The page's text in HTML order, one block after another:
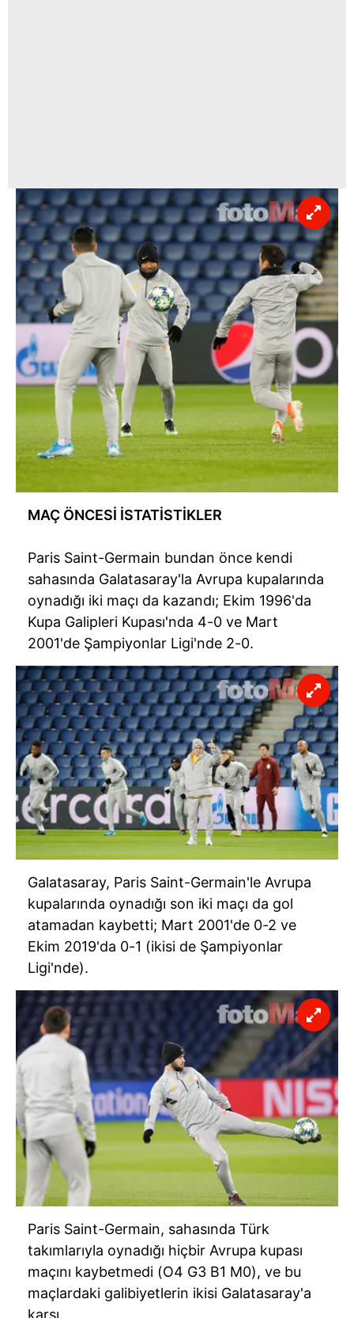
MAÇ ÖNCESİ İSTATİSTİKLER
Paris Saint-Germain bundan önce kendi
sahasında Galatasaray'la Avrupa kupalarında
oynadığı iki maçı da kazandı; Ekim 1996'da
Kupa Galipleri Kupası'nda 4-0 ve Mart
2001'de Şampiyonlar Ligi'nde 2-0.
Galatasaray, Paris Saint-Germain'le Avrupa
kupalarında oynadığı son iki maçı da gol
atamadan kaybetti; Mart 2001'de 0-2 ve
Ekim 2019'da 0-1 (ikisi de Şampiyonlar
Ligi'nde).
Paris Saint-Germain, sahasında Türk
takımlarıyla oynadığı hiçbir Avrupa kupası
maçını kaybetmedi (O4 G3 B1 M0), ve bu
maçlardaki galibiyetlerin ikisi Galatasaray'a
karşı.